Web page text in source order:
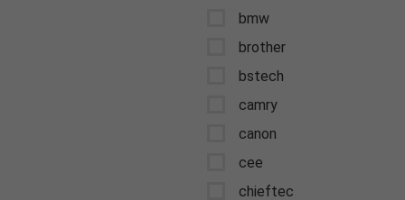
bmw
brother
bstech
camry
canon
cee
chieftec